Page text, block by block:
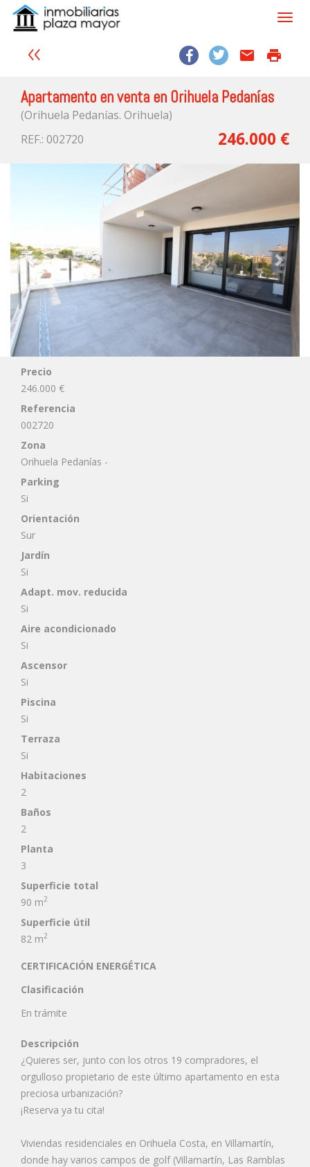
email print
Apartamento en venta en Orihuela Pedanías
(Orihuela Pedanías. Orihuela)
REF.: 002720
246.000 €
Precio
246.000 €
Referencia
002720
Zona
Orihuela Pedanías -
Parking
Si
Orientación
Sur
Jardín
Si
Adapt. mov. reducida
Si
Aire acondicionado
Si
Ascensor
Si
Piscina
Si
Terraza
Si
Habitaciones
2
Baños
2
Planta
3
Superficie total
90 m2
Superficie útil
82 m2
CERTIFICACIÓN ENERGÉTICA
Clasificación
En trámite
Descripción
¿Quieres ser, junto con los otros 19 compradores, el
orgulloso propietario de este último apartamento en esta
preciosa urbanización?
¡Reserva ya tu cita!
Viviendas residenciales en Orihuela Costa, en Villamartín,
donde hay varios campos de golf (Villamartín, Las Ramblas